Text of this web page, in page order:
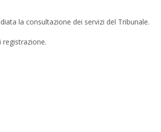
la consultazione dei servizi del Tribunale.
registrazione.